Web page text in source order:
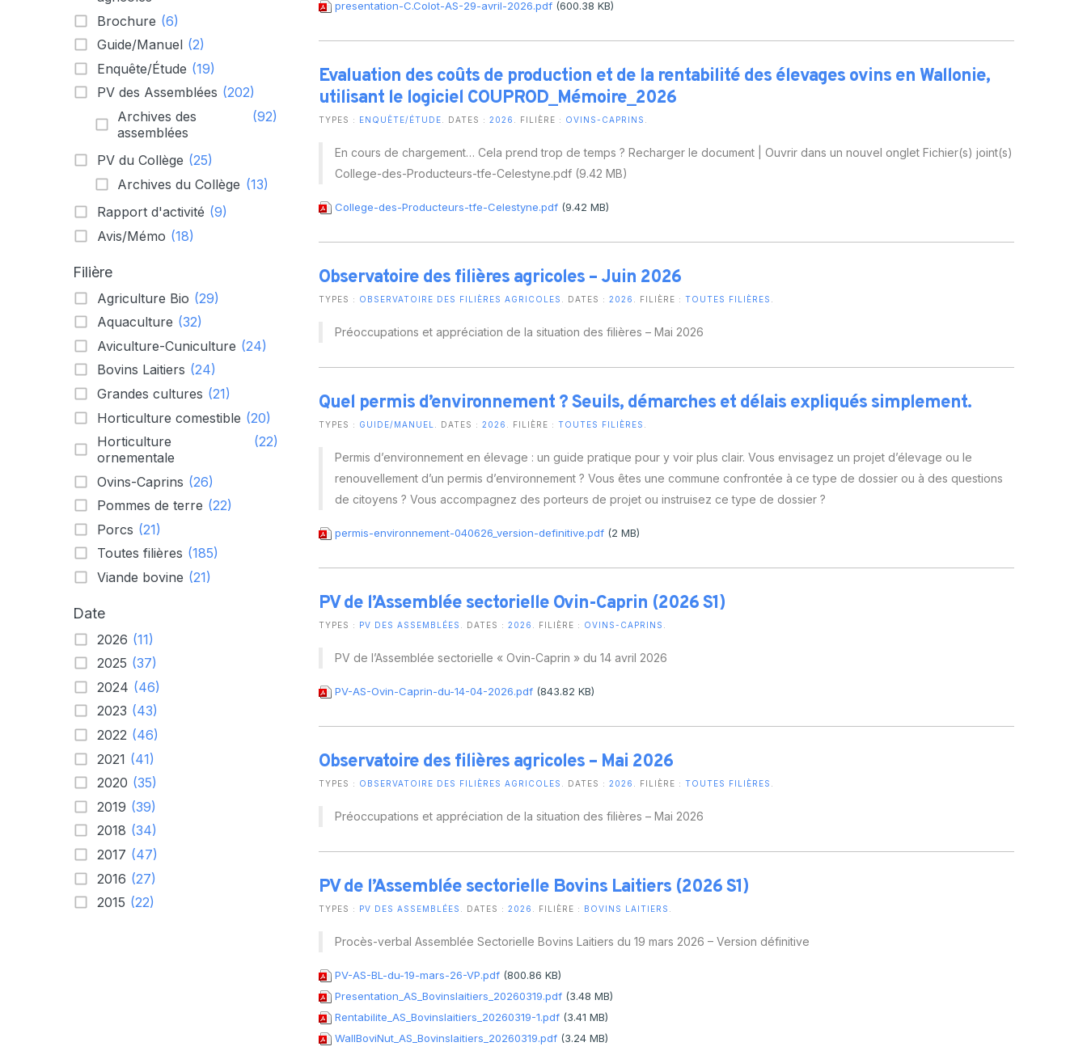
Horticulture Ornementale
Porcs
Viande Bovine
CARTOGRAPHIE DES PISCICULTURES
WALLONNES
Brochure (6)
Guide/Manuel (2)
Enquête/Étude (19)
PV des Assemblées (202)
Archives des
assemblées
(92)
PV du Collège (25)
Archives du Collège (13)
Rapport d'activité (9)
Avis/Mémo (18)
Filière
Agriculture Bio (29)
Aquaculture (32)
Aviculture-Cuniculture (24)
Bovins Laitiers (24)
Grandes cultures (21)
Horticulture comestible (20)
Horticulture
ornementale
(22)
Ovins-Caprins (26)
Pommes de terre (22)
Porcs (21)
Toutes filières (185)
Viande bovine (21)
Date
2026 (11)
2025 (37)
2024 (46)
2023 (43)
2022 (46)
2021 (41)
2020 (35)
2019 (39)
2018 (34)
2017 (47)
2016 (27)
2015 (22)
presentation-C.Colot-AS-29-avril-2026.pdf(600.38 KB)
Evaluation des coûts de production et de la rentabilité des élevages ovins en Wallonie,
utilisant le logiciel COUPROD_Mémoire_2026
TYPES : ENQUÊTE/ÉTUDE . DATES : 2026 . FILIÈRE : OVINS-CAPRINS
En cours de chargement… Cela prend trop de temps ? Recharger le document | Ouvrir dans un nouvel onglet Fichier(s) joint(s)
College-des-Producteurs-tfe-Celestyne.pdf (9.42 MB)
College-des-Producteurs-tfe-Celestyne.pdf(9.42 MB)
Observatoire des filières agricoles – Juin 2026
TYPES : OBSERVATOIRE DES FILIÈRES AGRICOLES . DATES : 2026 . FILIÈRE : TOUTES FILIÈRES
Préoccupations et appréciation de la situation des filières – Mai 2026
Quel permis d’environnement ? Seuils, démarches et délais expliqués simplement.
TYPES : GUIDE/MANUEL . DATES : 2026 . FILIÈRE : TOUTES FILIÈRES
Permis d’environnement en élevage : un guide pratique pour y voir plus clair. Vous envisagez un projet d’élevage ou le
renouvellement d’un permis d’environnement ? Vous êtes une commune confrontée à ce type de dossier ou à des questions
de citoyens ? Vous accompagnez des porteurs de projet ou instruisez ce type de dossier ?
permis-environnement-040626_version-definitive.pdf(2 MB)
PV de l’Assemblée sectorielle Ovin-Caprin (2026 S1)
TYPES : PV DES ASSEMBLÉES . DATES : 2026 . FILIÈRE : OVINS-CAPRINS
PV de l’Assemblée sectorielle « Ovin-Caprin » du 14 avril 2026
PV-AS-Ovin-Caprin-du-14-04-2026.pdf(843.82 KB)
Observatoire des filières agricoles – Mai 2026
TYPES : OBSERVATOIRE DES FILIÈRES AGRICOLES . DATES : 2026 . FILIÈRE : TOUTES FILIÈRES
Préoccupations et appréciation de la situation des filières – Mai 2026
PV de l’Assemblée sectorielle Bovins Laitiers (2026 S1)
TYPES : PV DES ASSEMBLÉES . DATES : 2026 . FILIÈRE : BOVINS LAITIERS
Procès-verbal Assemblée Sectorielle Bovins Laitiers du 19 mars 2026 – Version définitive
PV-AS-BL-du-19-mars-26-VP.pdf(800.86 KB)
Presentation_AS_Bovinslaitiers_20260319.pdf(3.48 MB)
Rentabilite_AS_Bovinslaitiers_20260319-1.pdf(3.41 MB)
WallBoviNut_AS_Bovinslaitiers_20260319.pdf(3.24 MB)